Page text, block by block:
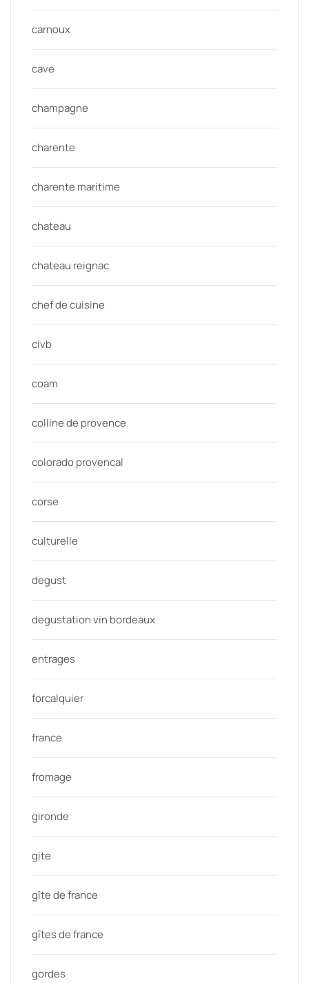
carnoux
cave
champagne
charente
charente maritime
chateau
chateau reignac
chef de cuisine
civb
coam
colline de provence
colorado provencal
corse
culturelle
degust
degustation vin bordeaux
entrages
forcalquier
france
fromage
gironde
gite
gîte de france
gîtes de france
gordes